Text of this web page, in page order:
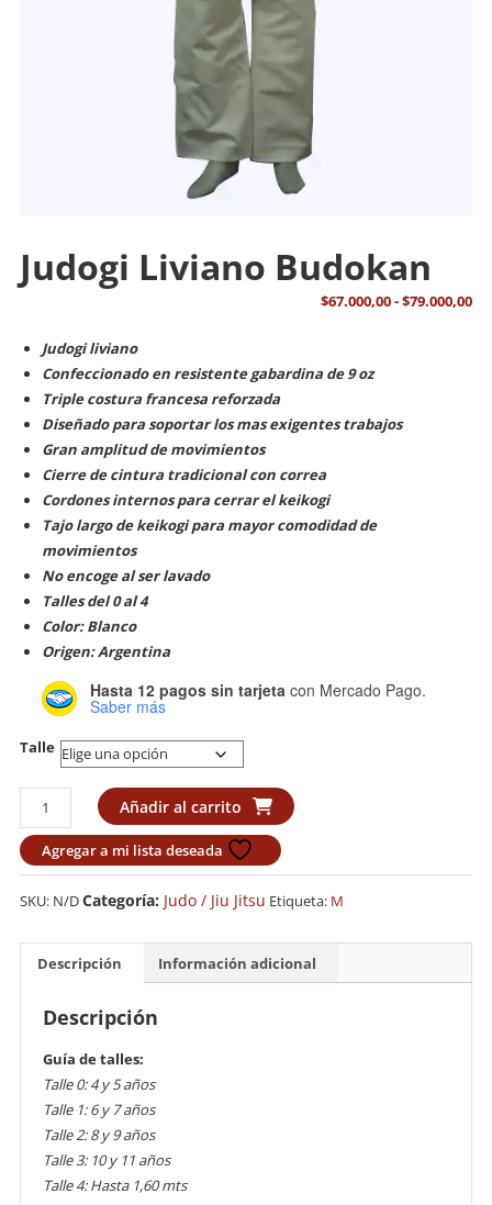
Judogi Liviano Budokan
$67.000,00-$79.000,00
Judogi liviano
Confeccionado en resistente gabardina de 9 oz
Triple costura francesa reforzada
Diseñado para soportar los mas exigentes trabajos
Gran amplitud de movimientos
Cierre de cintura tradicional con correa
Cordones internos para cerrar el keikogi
Tajo largo de keikogi para mayor comodidad de
movimientos
No encoge al ser lavado
Talles del 0 al 4
Color: Blanco
Origen: Argentina
Hasta 12 pagos sin tarjetacon Mercado Pago.
Saber más
Talle
Judogi
Liviano
Budokan
cantidad
Añadir al carrito
Agregar a mi lista deseada
SKU: N/DCategoría: Judo / Jiu Jitsu Etiqueta: M
Descripción Información adicional
Descripción
Guía de talles:
Talle 0: 4 y 5 años
Talle 1: 6 y 7 años
Talle 2: 8 y 9 años
Talle 3: 10 y 11 años
Talle 4: Hasta 1,60 mts